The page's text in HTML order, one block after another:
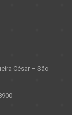
César – São